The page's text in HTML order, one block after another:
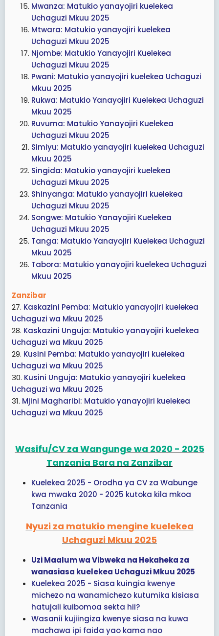
Mwanza: Matukio yanayojiri kuelekea
Uchaguzi Mkuu 2025
Mtwara: Matukio yanayojiri kuelekea
Uchaguzi Mkuu 2025
Njombe: Matukio Yanayojiri Kuelekea
Uchaguzi Mkuu 2025
Pwani: Matukio yanayojiri kuelekea Uchaguzi
Mkuu 2025
Rukwa: Matukio Yanayojiri Kuelekea Uchaguzi
Mkuu 2025
Ruvuma: Matukio Yanayojiri Kuelekea
Uchaguzi Mkuu 2025
Simiyu: Matukio yanayojiri kuelekea Uchaguzi
Mkuu 2025
Singida: Matukio yanayojiri kuelekea
Uchaguzi Mkuu 2025
Shinyanga: Matukio yanayojiri kuelekea
Uchaguzi Mkuu 2025
Songwe: Matukio Yanayojiri Kuelekea
Uchaguzi Mkuu 2025
Tanga: Matukio Yanayojiri Kuelekea Uchaguzi
Mkuu 2025
Tabora: Matukio yanayojiri kuelekea Uchaguzi
Mkuu 2025
Zanzibar
27. Kaskazini Pemba: Matukio yanayojiri kuelekea
Uchaguzi wa Mkuu 2025
28. Kaskazini Unguja: Matukio yanayojiri kuelekea
Uchaguzi wa Mkuu 2025
29. Kusini Pemba: Matukio yanayojiri kuelekea
Uchaguzi wa Mkuu 2025
30. Kusini Unguja: Matukio yanayojiri kuelekea
Uchaguzi wa Mkuu 2025
31. Mjini Magharibi: Matukio yanayojiri kuelekea
Uchaguzi wa Mkuu 2025
Wasifu/CV za Wangunge wa 2020 - 2025
Tanzania Bara na Zanzibar
Kuelekea 2025 - Orodha ya CV za Wabunge
kwa mwaka 2020 - 2025 kutoka kila mkoa
Tanzania
Nyuzi za matukio mengine kuelekea
Uchaguzi Mkuu 2025
Uzi Maalum wa Vibweka na Hekaheka za
wanasiasa kuelekea Uchaguzi Mkuu 2025
Kuelekea 2025 - Siasa kuingia kwenye
michezo na wanamichezo kutumika kisiasa
hatujali kuibomoa sekta hii?
Wasanii kujiingiza kwenye siasa na kuwa
machawa ipi faida yao kama nao